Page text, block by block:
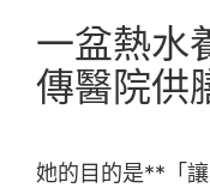
一盆熱水
傳醫院供
她的目的是**「